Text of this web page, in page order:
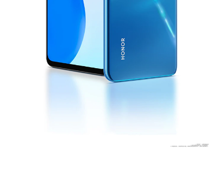
1. 參考圖片，以實物規格為準
2.額定容量為4900mAh（不可拆卸電池）
3. 採用圓角設計，按照標準矩形測量，屏幕對角線長度為6.74英寸（實際可視面積略小）